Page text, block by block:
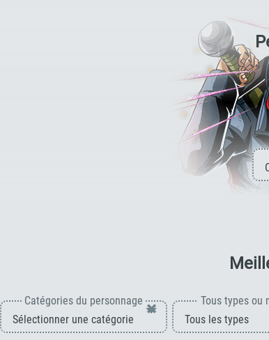
Catégories du personnage × Tous types ou